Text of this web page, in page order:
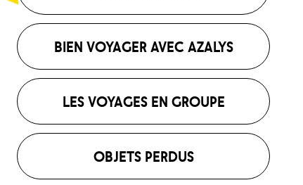
BIEN VOYAGER AVEC AZALYS
LES VOYAGES EN GROUPE
OBJETS PERDUS